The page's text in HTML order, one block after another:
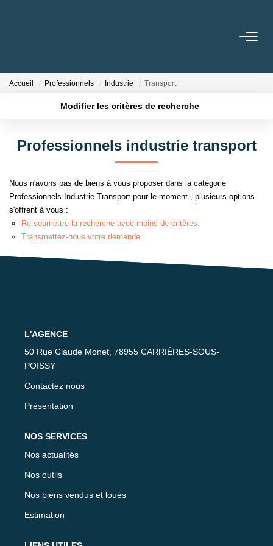
Nos Conseils
Estimation
L' AGENCE
Accueil Professionnels Industrie Transport
Modifier les critères de recherche
Type de bien
Créer une alerte
Professionnels industrie transport
Nous n'avons pas de biens à vous proposer dans la catégorie
Professionnels Industrie Transport pour le moment , plusieurs options
s'offrent à vous :
Re-soumettre la recherche avec moins de critères.
Transmettez-nous votre demande
L'AGENCE
50 Rue Claude Monet, 78955 CARRIÈRES-SOUS-
POISSY
Contactez nous
Présentation
NOS SERVICES
Nos actualités
Nos outils
Nos biens vendus et loués
Estimation